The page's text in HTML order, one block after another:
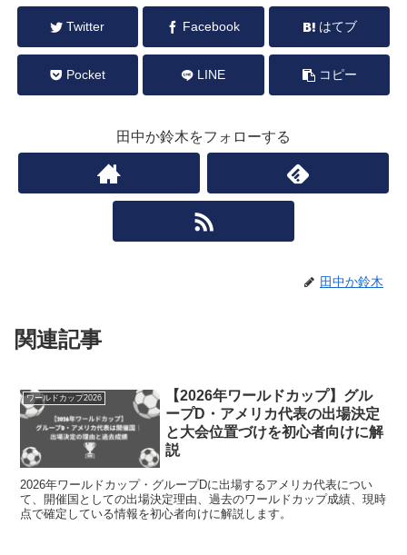
Twitter Facebook はてブ
Pocket LINE コピー
田中か鈴木をフォローする
田中か鈴木
関連記事
ワールドカップ2026
【2026年ワールドカップ】グル
ープD・アメリカ代表の出場決定
と大会位置づけを初心者向けに解
説
2026年ワールドカップ・グループDに出場するアメリカ代表につい
て、開催国としての出場決定理由、過去のワールドカップ成績、現時
点で確定している情報を初心者向けに解説します。